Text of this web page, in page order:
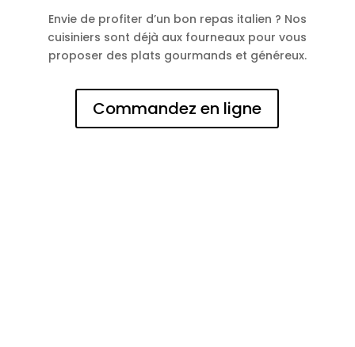
Envie de profiter d’un bon repas italien ? Nos
cuisiniers sont déjà aux fourneaux pour vous
proposer des plats gourmands et généreux.
Commandez en ligne